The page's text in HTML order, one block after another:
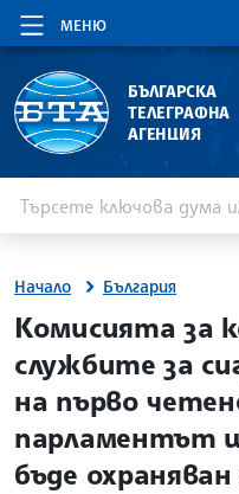
МЕНЮ
БЪЛГАРСКА
ТЕЛЕГРАФНА
АГЕНЦИЯ
Начало България
site.bta
Комисията за
службите за
на първо
парламентът
бъде